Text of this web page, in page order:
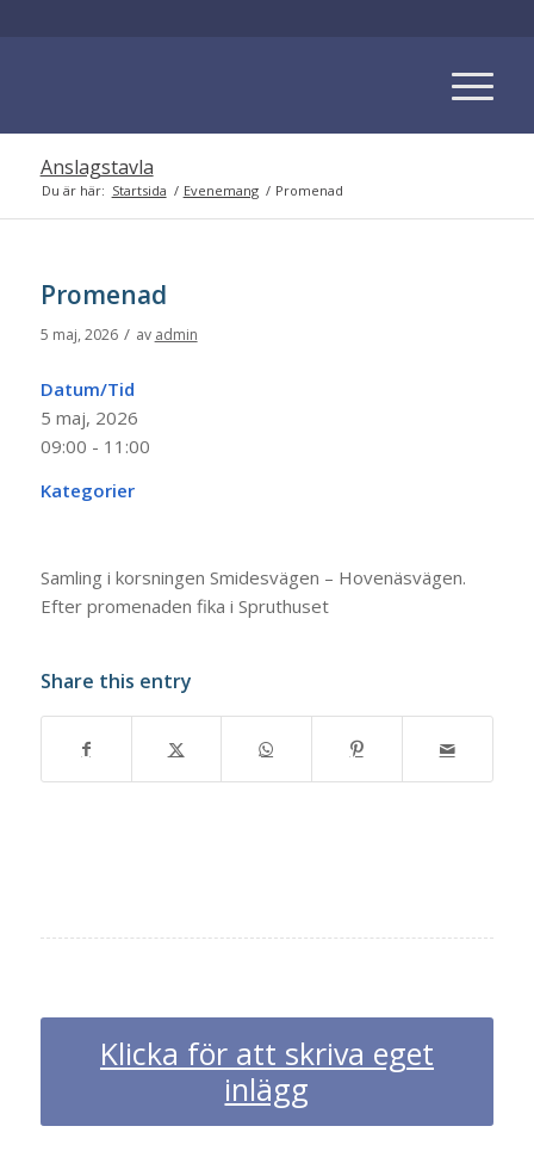
Anslagstavla
Du är här: Startsida / Evenemang / Promenad
Promenad
5 maj, 2026 / av admin
Datum/Tid
5 maj, 2026
09:00 - 11:00
Kategorier
Samling i korsningen Smidesvägen – Hovenäsvägen.
Efter promenaden fika i Spruthuset
Share this entry
Klicka för att skriva eget
inlägg